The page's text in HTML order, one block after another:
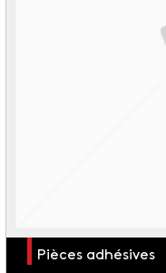
Pièces adhésives